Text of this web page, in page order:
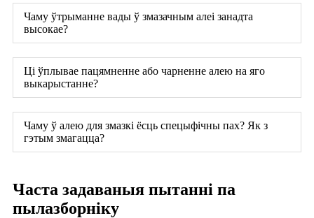
Чаму ўтрыманне вады ў змазачным алеі занадта
высокае?
Ці ўплывае пацямненне або чарненне алею на яго
выкарыстанне?
Чаму ў алею для змазкі ёсць спецыфічны пах? Як з
гэтым змагацца?
Часта задаваныя пытанні па
пылазборніку